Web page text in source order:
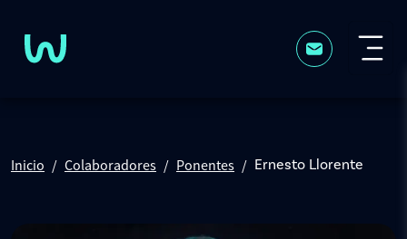
Inicio Colaboradores Ponentes Ernesto Llorente